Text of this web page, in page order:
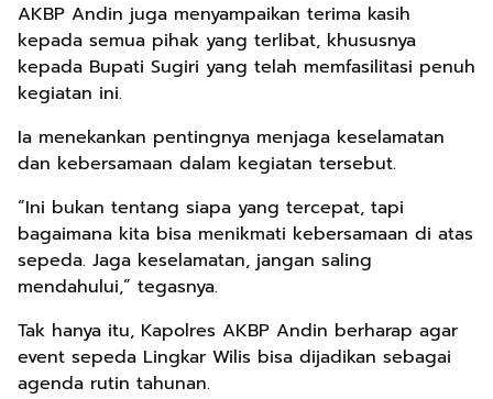
AKBP Andin juga menyampaikan terima kasih
kepada semua pihak yang terlibat, khususnya
kepada Bupati Sugiri yang telah memfasilitasi penuh
kegiatan ini.
Ia menekankan pentingnya menjaga keselamatan
dan kebersamaan dalam kegiatan tersebut.
“Ini bukan tentang siapa yang tercepat, tapi
bagaimana kita bisa menikmati kebersamaan di atas
sepeda. Jaga keselamatan, jangan saling
mendahului,” tegasnya.
Tak hanya itu, Kapolres AKBP Andin berharap agar
event sepeda Lingkar Wilis bisa dijadikan sebagai
agenda rutin tahunan.